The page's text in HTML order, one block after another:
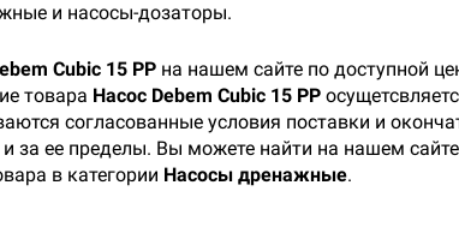
и насосы-дозаторы.
Cubic 15 PP на нашем сайте по доступной
товара Насос Debem Cubic 15 PP
согласованные условия поставки и
за ее пределы. Вы можете найти на нашем
в категории Насосы дренажные.